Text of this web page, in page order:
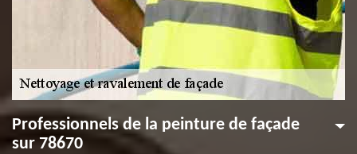
Professionnels de la peinture de façade
sur 78670